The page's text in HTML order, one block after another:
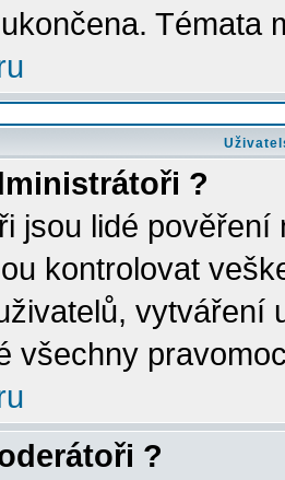
Témata
?
jsou lidé
kontrolovat
vytváření
všechny
?